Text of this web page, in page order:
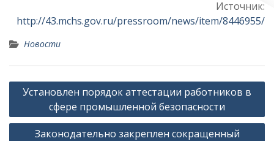
Источник:
http://43.mchs.gov.ru/pressroom/news/item/8446955/
Новости
Навигация
записям
Установлен порядок аттестации работников в
сфере промышленной безопасности
Законодательно закреплен сокращенный